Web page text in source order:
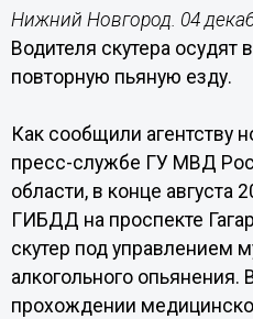
Нижний Новгород. 04
Водителя скутера
повторную пьяную езду.
Как сообщили агентству
пресс-службе ГУ МВД
области, в конце августа
ГИБДД на проспекте
скутер под управлением
алкогольного опьянения.
прохождении